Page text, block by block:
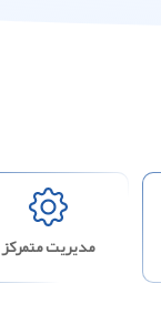
مدیریت متمرکز